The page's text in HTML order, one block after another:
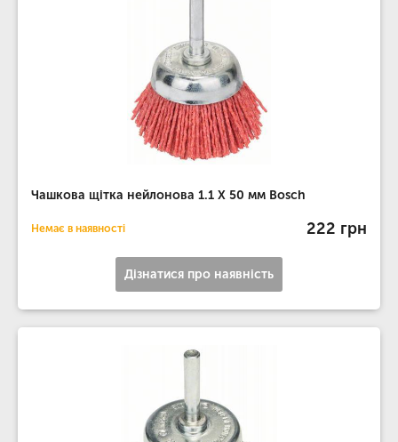
Чашкова щітка нейлонова 1.1 Х 50 мм Bosch
Немає в наявності 222 грн
Дізнатися про наявність